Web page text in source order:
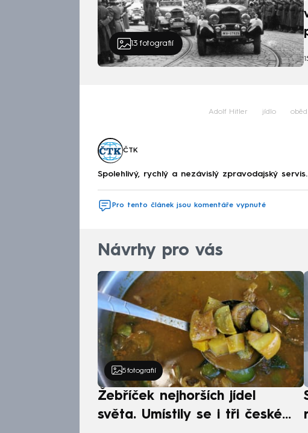
13 fotografií
Adolf Hitler jídlo oběd
ČTK
Spolehlivý, rychlý a nezávislý zpravodajský servis.
Pro tento článek jsou komentáře vypnuté
Návrhy pro vás
5 fotografií
Žebříček nejhorších jídel
světa. Umístily se i tři české